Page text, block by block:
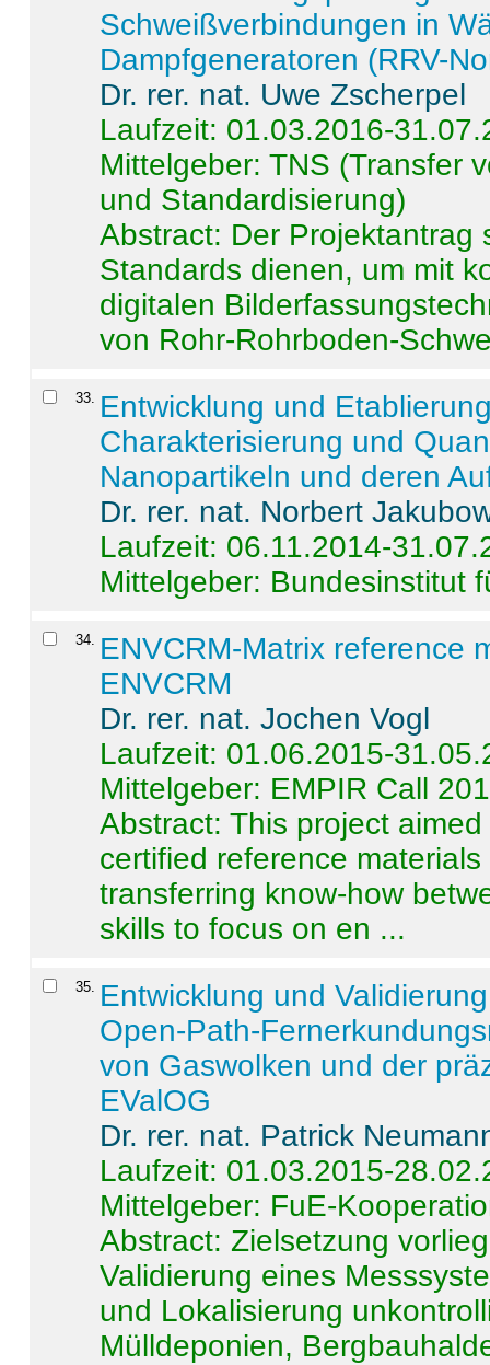
Schweißverbindungen in
Dampfgeneratoren (RRV-
Dr. rer. nat. Uwe Zscherpel
Laufzeit: 01.03.2016-
Mittelgeber: TNS (Transfer
und Standardisierung)
Abstract: Der Projektantrag
Standards dienen, um mit
digitalen
von Rohr-Rohrboden-
33. Entwicklung und
Charakterisierung und
Nanopartikeln und deren
Dr. rer. nat. Norbert
Laufzeit: 06.11.2014-
Mittelgeber: Bundesinstitut
34. ENVCRM-Matrix reference
ENVCRM
Dr. rer. nat. Jochen Vogl
Laufzeit: 01.06.2015-
Mittelgeber: EMPIR Call
Abstract:This project
certified reference
transferring know-how
skills to focus on en ...
35. Entwicklung und
Open-Path-
von Gaswolken und der
EValOG
Dr. rer. nat. Patrick
Laufzeit: 01.03.2015-
Mittelgeber: FuE-
Abstract:Zielsetzung
Validierung eines
und Lokalisierung
Mülldeponien,